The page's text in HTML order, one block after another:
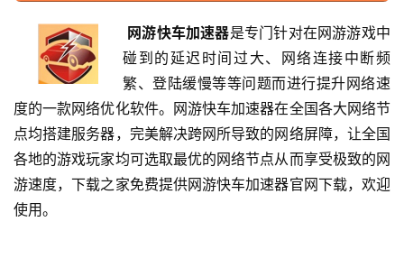
网游快车加速器是专门针对在网游游戏中
碰到的延迟时间过大、网络连接中断频
繁、登陆缓慢等等问题而进行提升网络速
度的一款网络优化软件。网游快车加速器在全国各大网络节
点均搭建服务器，完美解决跨网所导致的网络屏障，让全国
各地的游戏玩家均可选取最优的网络节点从而享受极致的网
游速度，下载之家免费提供网游快车加速器官网下载，欢迎
使用。